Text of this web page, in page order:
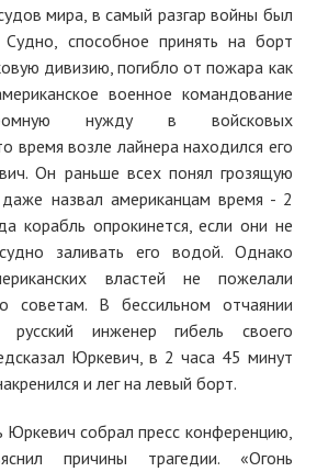
мира, в самый разгар войны был
способное принять на борт
дивизию, погибло от пожара как
военное командование
нужду в войсковых
время возле лайнера находился его
Он раньше всех понял грозящую
назвал американцам время - 2
корабль опрокинется, если они не
заливать его водой. Однако
властей не пожелали
советам. В бессильном отчаянии
инженер гибель своего
Юркевич, в 2 часа 45 минут
и лег на левый борт.
собрал пресс конференцию,
причины трагедии. «Огонь